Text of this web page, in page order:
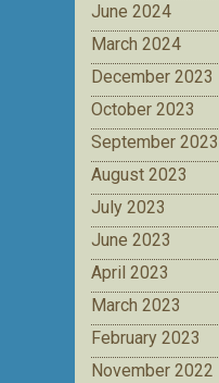
June 2024
March 2024
December 2023
October 2023
September 2023
August 2023
July 2023
June 2023
April 2023
March 2023
February 2023
November 2022